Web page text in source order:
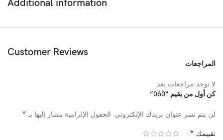
Additional information
Customer Reviews
المراجعات
لا توجد مراجعات بعد.
كن أول من يقيم “060”
لن يتم نشر عنوان بريدك الإلكتروني. الحقول الإلزامية مشار إليها بـ *
تقييمك *